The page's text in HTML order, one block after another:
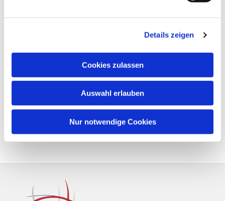
Details zeigen
Cookies zulassen
Auswahl erlauben
Nur notwendige Cookies